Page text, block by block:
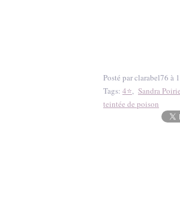
Posté par clarabel76 à
Tags: 4⭐, Sandra
teintée de poison